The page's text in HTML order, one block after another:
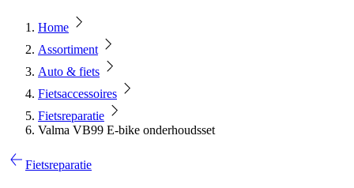
Home
Assortiment
Auto & fiets
Fietsaccessoires
Fietsreparatie
Valma VB99 E-bike onderhoudsset
Fietsreparatie